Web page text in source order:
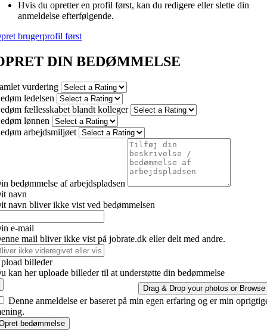
Hvis du opretter en profil først, kan du redigere eller slette din
anmeldelse efterfølgende.
brugerprofil først
DIN BEDØMMELSE
vurdering
ledelsen
fællesskabet blandt kolleger
lønnen
arbejdsmiljøet
bedømmelse af arbejdspladsen
navn
navn bliver ikke vist ved bedømmelsen
e-mail
mail bliver ikke vist på jobrate.dk eller delt med andre.
billeder
kan her uploade billeder til at understøtte din bedømmelse
Drag & Drop your photos or Browse
Denne anmeldelse er baseret på min egen erfaring og er min
bedømmelse